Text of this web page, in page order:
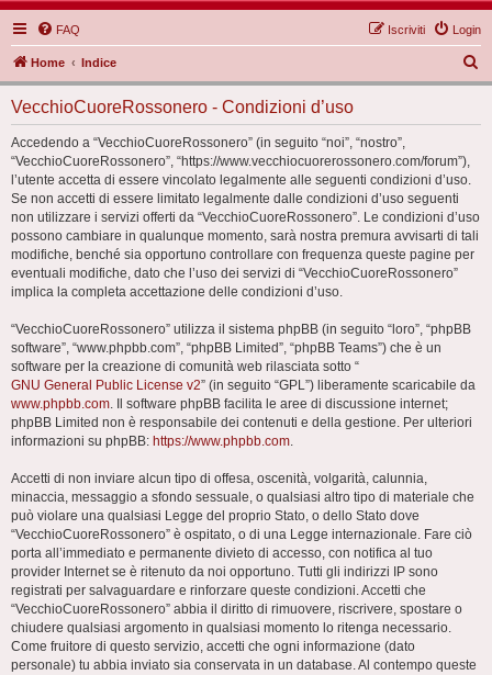
FAQ Login
Iscriviti
Home Indice
e
VecchioCuoreRossonero - Condizioni d’uso
Accedendo a “VecchioCuoreRossonero” (in seguito “noi”, “nostro”,
“VecchioCuoreRossonero”, “https://www.vecchiocuorerossonero.com/forum”),
l’utente accetta di essere vincolato legalmente alle seguenti condizioni d’uso.
Se non accetti di essere limitato legalmente dalle condizioni d’uso seguenti
non utilizzare i servizi offerti da “VecchioCuoreRossonero”. Le condizioni d’uso
possono cambiare in qualunque momento, sarà nostra premura avvisarti di tali
modifiche, benché sia opportuno controllare con frequenza queste pagine per
eventuali modifiche, dato che l’uso dei servizi di “VecchioCuoreRossonero”
implica la completa accettazione delle condizioni d’uso.
“VecchioCuoreRossonero” utilizza il sistema phpBB (in seguito “loro”, “phpBB
software”, “www.phpbb.com”, “phpBB Limited”, “phpBB Teams”) che è un
software per la creazione di comunità web rilasciata sotto “
GNU General Public License v2” (in seguito “GPL”) liberamente scaricabile da
www.phpbb.com. Il software phpBB facilita le aree di discussione internet;
phpBB Limited non è responsabile dei contenuti e della gestione. Per ulteriori
informazioni su phpBB: https://www.phpbb.com.
Accetti di non inviare alcun tipo di offesa, oscenità, volgarità, calunnia,
minaccia, messaggio a sfondo sessuale, o qualsiasi altro tipo di materiale che
può violare una qualsiasi Legge del proprio Stato, o dello Stato dove
“VecchioCuoreRossonero” è ospitato, o di una Legge internazionale. Fare ciò
porta all’immediato e permanente divieto di accesso, con notifica al tuo
provider Internet se è ritenuto da noi opportuno. Tutti gli indirizzi IP sono
registrati per salvaguardare e rinforzare queste condizioni. Accetti che
“VecchioCuoreRossonero” abbia il diritto di rimuovere, riscrivere, spostare o
chiudere qualsiasi argomento in qualsiasi momento lo ritenga necessario.
Come fruitore di questo servizio, accetti che ogni informazione (dato
personale) tu abbia inviato sia conservata in un database. Al contempo queste